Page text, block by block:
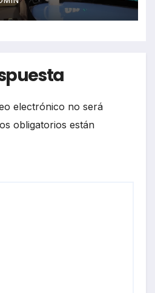
electrónico no será
obligatorios están